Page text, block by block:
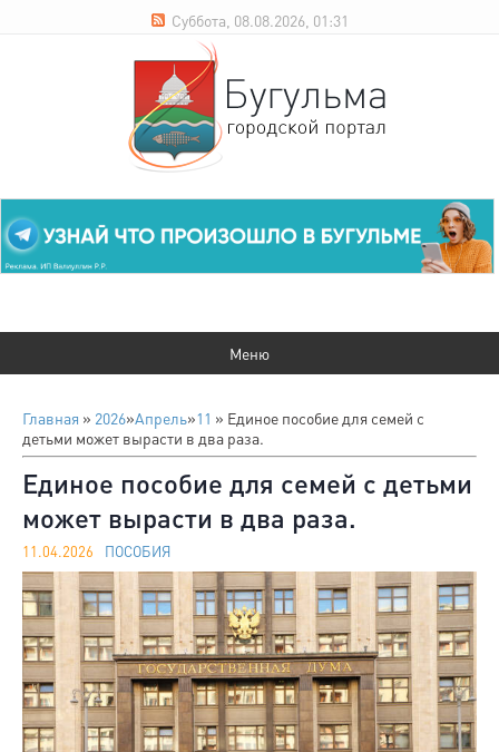
Суббота, 08.08.2026, 01:31
Главная » 2026»Апрель»11 » Единое пособие для семей с
детьми может вырасти в два раза.
Единое пособие для семей с детьми
может вырасти в два раза.
11.04.2026 ПОСОБИЯ